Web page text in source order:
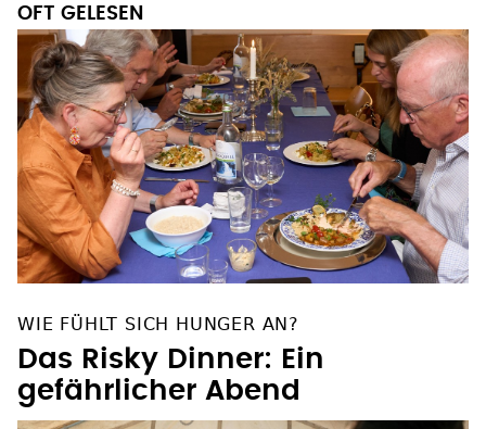
OFT GELESEN
WIE FÜHLT SICH HUNGER AN?
Das Risky Dinner: Ein
gefährlicher Abend